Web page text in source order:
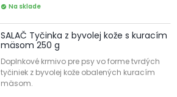
check_circle Na sklade
SALAČ Tyčinka z byvolej kože s kuracím
mäsom 250 g
Doplnkové krmivo pre psy vo forme tvrdých
tyčiniek z byvolej kože obalených kuracím
mäsom.